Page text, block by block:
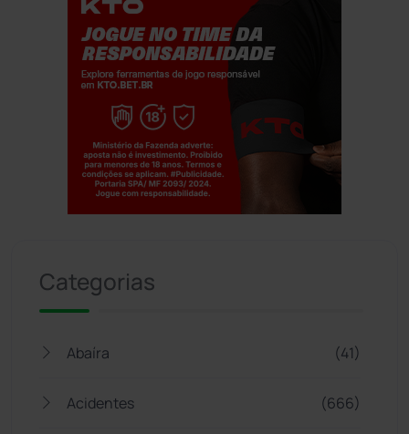
Categorias
Abaíra (41)
Acidentes (666)